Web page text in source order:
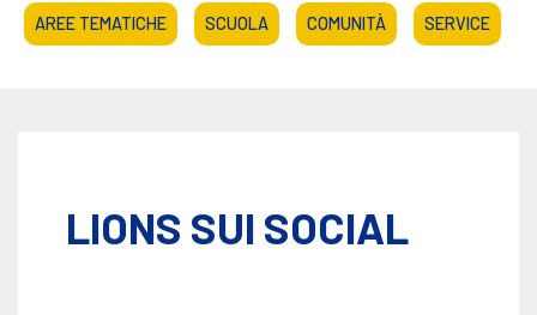
AREE TEMATICHE
SCUOLA COMUNITÀ SERVICE
LIONS SUI SOCIAL